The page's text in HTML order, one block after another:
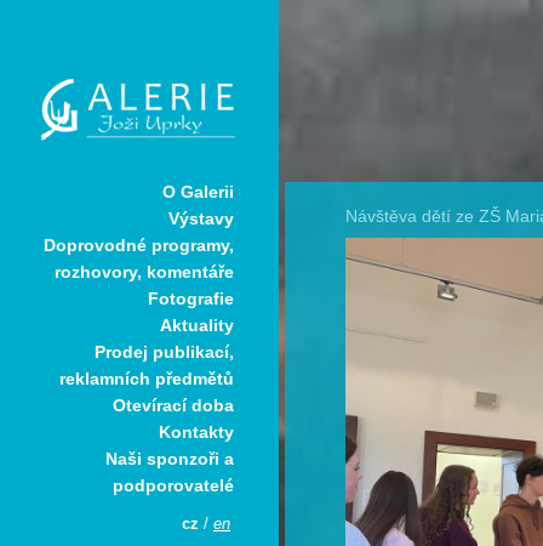
O Galerii
Výstavy
Doprovodné programy,
rozhovory, komentáře
Fotografie
Aktuality
Prodej publikací,
reklamních předmětů
Otevírací doba
Kontakty
Naši sponzoři a
podporovatelé
cz / en
Návštěva dětí ze ZŠ